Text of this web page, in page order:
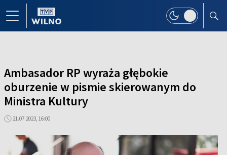
Ambasador RP wyraża głębokie
oburzenie w pismie skierowanym do
Ministra Kultury
21.07.2023, 16:00